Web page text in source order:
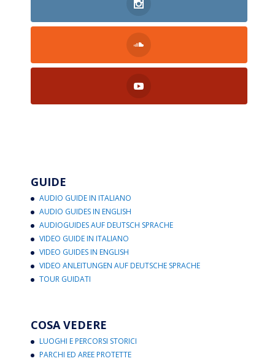
GUIDE
AUDIO GUIDE IN ITALIANO
AUDIO GUIDES IN ENGLISH
AUDIOGUIDES AUF DEUTSCH SPRACHE
VIDEO GUIDE IN ITALIANO
VIDEO GUIDES IN ENGLISH
VIDEO ANLEITUNGEN AUF DEUTSCHE SPRACHE
TOUR GUIDATI
COSA VEDERE
LUOGHI E PERCORSI STORICI
PARCHI ED AREE PROTETTE